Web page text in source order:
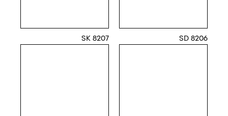
8206 SD
8207 SK